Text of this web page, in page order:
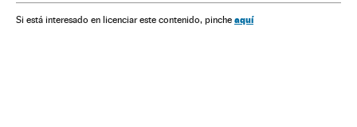
Jogadores Delitos fiscais Esportistas Futebol
Si está interesado en licenciar este contenido, pinche aquí